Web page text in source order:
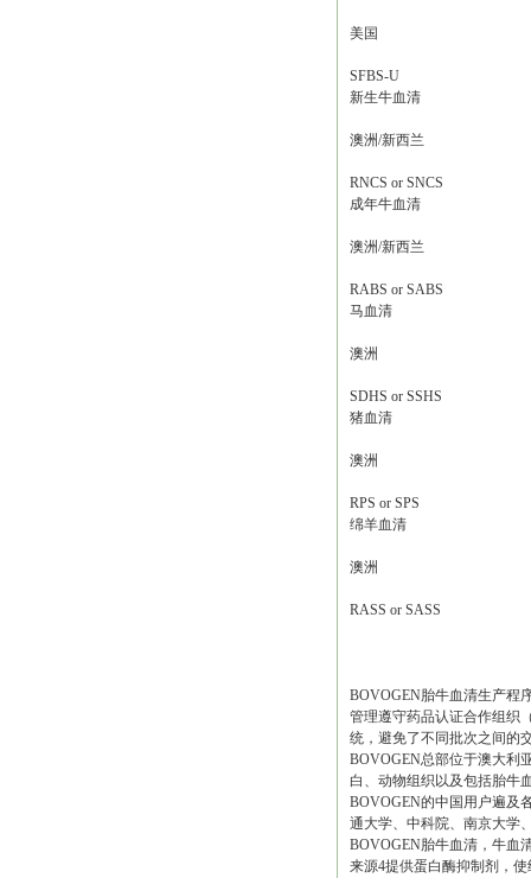
美国
SFBS-U
新生牛血清
澳洲/新西兰
RNCS or SNCS
成年牛血清
澳洲/新西兰
RABS or SABS
马血清
澳洲
SDHS or SSHS
猪血清
澳洲
RPS or SPS
绵羊血清
澳洲
RASS or SASS
BOVOGEN胎牛血清生产程
管理遵守药品认证合作组织
统，避免了不同批次之间的
BOVOGEN总部位于澳大利
白、动物组织以及包括胎牛
BOVOGEN的中国用户遍及
通大学、中科院、南京大学
BOVOGEN胎牛血清，牛血
来源4提供蛋白酶抑制剂，